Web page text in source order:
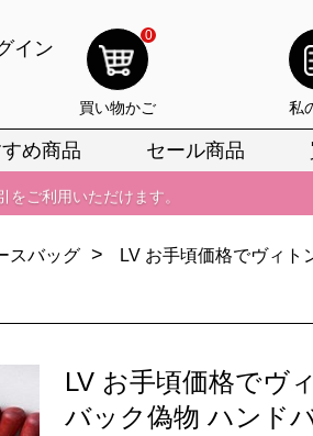
イン
0
買い物かご 私
め商品 セール商品
を安心してお選びいただけます。
をご利用いただけます。
上質な仕上がりをお見逃しなく。
を安心してお選びいただけます。
ご利用いただけます。
スバッグ > LV お手頃価格でヴィト
LV お手頃価格でヴ
バック偽物 ハンド